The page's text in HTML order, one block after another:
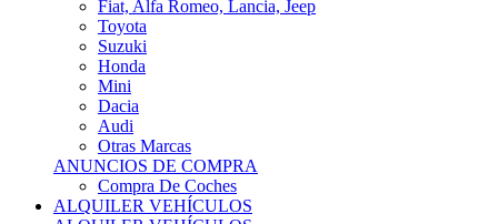
Suzuki
Honda
Mini
Dacia
Audi
Otras Marcas
ANUNCIOS DE COMPRA
Compra De Coches
ALQUILER VEHÍCULOS
ALQUILER VEHÍCULOS
Ofertas